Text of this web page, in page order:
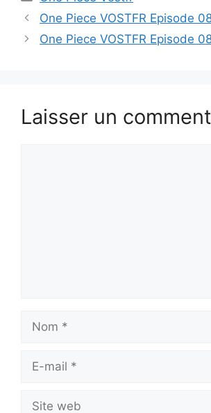
One Piece VOSTFR Episode
One Piece VOSTFR Episode
Laisser un
mail